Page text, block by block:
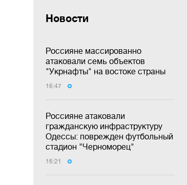
Новости
Россияне массированно
атаковали семь объектов
"Укрнафты" на востоке страны
16:47
Россияне атаковали
гражданскую инфраструктуру
Одессы: поврежден футбольный
стадион "Черноморец"
16:21